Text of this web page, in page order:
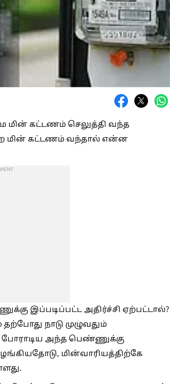
மின் கட்டணம் செலுத்தி வந்த
என்ற மின் கட்டணம் வந்தால் என்ன
இப்படிப்பட்ட அதிர்ச்சி ஏற்பட்டால்?
நாடு முழுவதும்
போராடிய அந்த பெண்ணுக்கு
மின்வாரியத்திற்கே